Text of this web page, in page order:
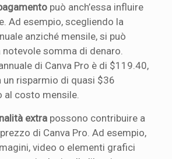
può anch’essa influire
Ad esempio, scegliendo la
anziché mensile, si può
somma di denaro.
di Canva Pro è di $119.40,
un risparmio di quasi $36
al costo mensile.
extra possono contribuire a
di Canva Pro. Ad esempio,
video o elementi grafici